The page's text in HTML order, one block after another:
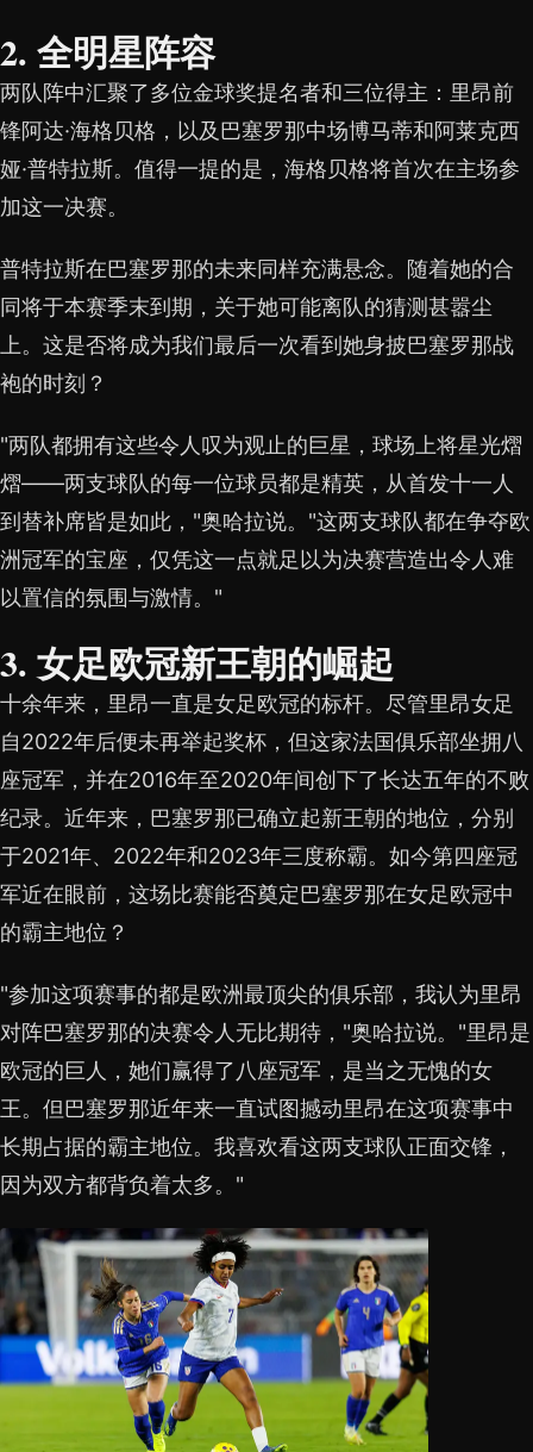
2. 全明星阵容
两队阵中汇聚了多位金球奖提名者和三位得主：里昂前
锋阿达·海格贝格，以及巴塞罗那中场博马蒂和阿莱克西
娅·普特拉斯。值得一提的是，海格贝格将首次在主场参
加这一决赛。
普特拉斯在巴塞罗那的未来同样充满悬念。随着她的合
同将于本赛季末到期，关于她可能离队的猜测甚嚣尘
上。这是否将成为我们最后一次看到她身披巴塞罗那战
袍的时刻？
"两队都拥有这些令人叹为观止的巨星，球场上将星光熠
熠——两支球队的每一位球员都是精英，从首发十一人
到替补席皆是如此，"奥哈拉说。"这两支球队都在争夺欧
洲冠军的宝座，仅凭这一点就足以为决赛营造出令人难
以置信的氛围与激情。"
3. 女足欧冠新王朝的崛起
十余年来，里昂一直是女足欧冠的标杆。尽管里昂女足
自2022年后便未再举起奖杯，但这家法国俱乐部坐拥八
座冠军，并在2016年至2020年间创下了长达五年的不败
纪录。近年来，巴塞罗那已确立起新王朝的地位，分别
于2021年、2022年和2023年三度称霸。如今第四座冠
军近在眼前，这场比赛能否奠定巴塞罗那在女足欧冠中
的霸主地位？
"参加这项赛事的都是欧洲最顶尖的俱乐部，我认为里昂
对阵巴塞罗那的决赛令人无比期待，"奥哈拉说。"里昂是
欧冠的巨人，她们赢得了八座冠军，是当之无愧的女
王。但巴塞罗那近年来一直试图撼动里昂在这项赛事中
长期占据的霸主地位。我喜欢看这两支球队正面交锋，
因为双方都背负着太多。"